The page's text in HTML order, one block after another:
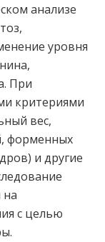
анализе
уровня
При
критериями
вес,
форменных
и другие
на
с целью